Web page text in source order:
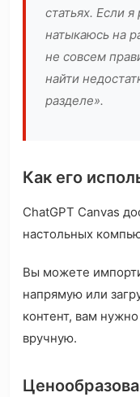
статьях. Если
натыкаюсь на
не совсем
найти
разделе».
Как его
ChatGPT Canvas
настольных
Вы можете
напрямую или
контент, вам
вручную.